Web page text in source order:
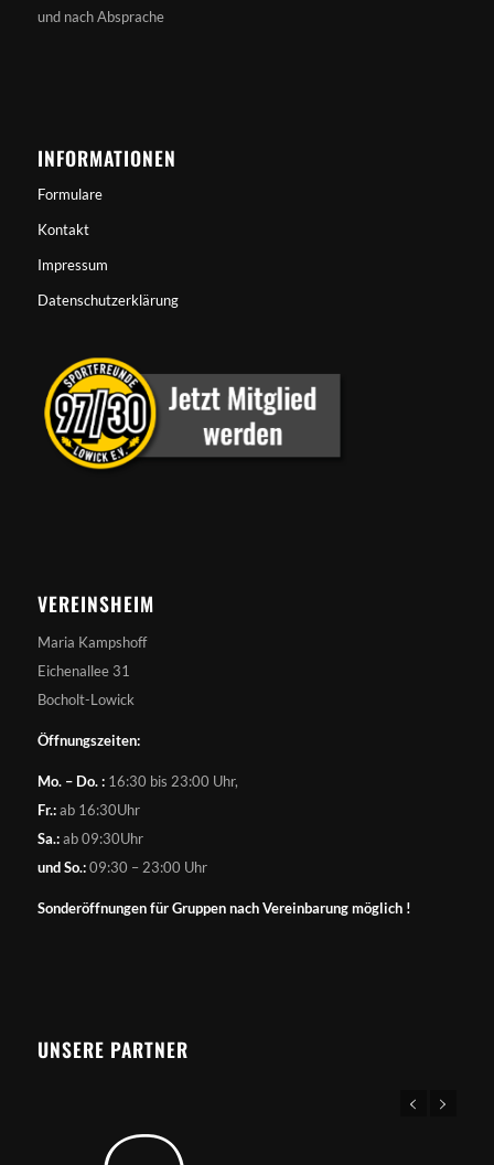
und nach Absprache
INFORMATIONEN
Formulare
Kontakt
Impressum
Datenschutzerklärung
VEREINSHEIM
Maria Kampshoff
Eichenallee 31
Bocholt-Lowick
Öffnungszeiten:
Mo. – Do. :16:30 bis 23:00 Uhr,
Fr.:ab 16:30Uhr
Sa.:ab 09:30Uhr
und So.:09:30 – 23:00 Uhr
Sonderöffnungen für Gruppen nach Vereinbarung möglich !
UNSERE PARTNER